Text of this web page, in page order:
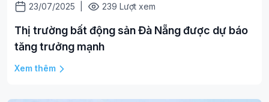
23/07/2025 239 Lượt xem
Thị trường bất động sản Đà Nẵng được dự báo
tăng trưởng mạnh
Xem thêm